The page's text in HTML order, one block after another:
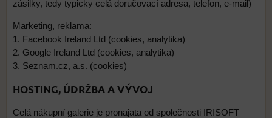
zásilky, tedy typicky celá doručovací adresa, telefon, e-mail)
Marketing, reklama:
1. Facebook Ireland Ltd (cookies, analytika)
2. Google Ireland Ltd (cookies, analytika)
3. Seznam.cz, a.s. (cookies)
HOSTING, ÚDRŽBA A VÝVOJ
Celá nákupní galerie je pronajata od společnosti IRISOFT